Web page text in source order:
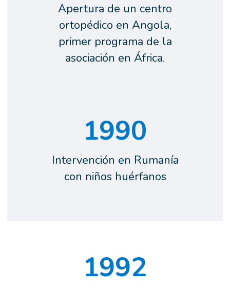
Apertura de un centro
ortopédico en Angola,
primer programa de la
asociación en África.
1990
Intervención en Rumanía
con niños huérfanos
1992